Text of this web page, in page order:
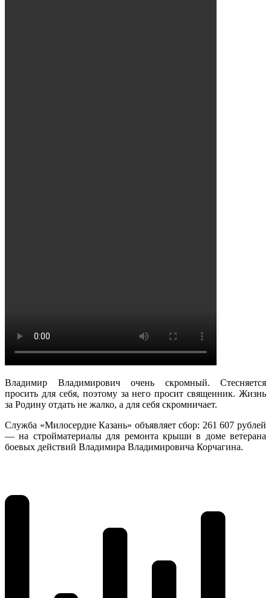
Владимир Владимирович очень скромный. Стесняется
просить для себя, поэтому за него просит священник. Жизнь
за Родину отдать не жалко, а для себя скромничает.
Служба «Милосердие Казань» объявляет сбор: 261 607 рублей
— на стройматериалы для ремонта крыши в доме ветерана
боевых действий Владимира Владимировича Корчагина.